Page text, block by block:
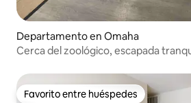
Departamento en Omaha
Cerca del zoológico, escapada
Favorito entre huéspedes
Favorito entre huéspedes